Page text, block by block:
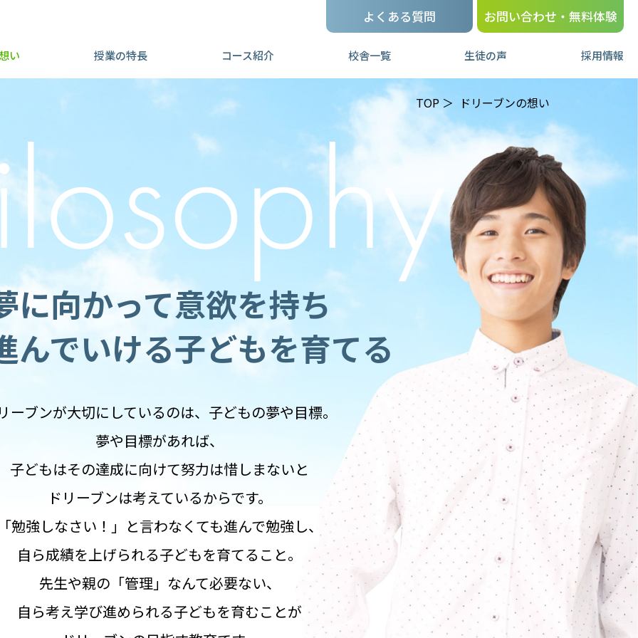
よくある質問 お問い合わせ・無料体験
い 授業の特長 コース紹介 校舎一覧 生徒の声 採用情報
TOP ドリーブンの想い
に向かって意欲を持ち
んでいける子どもを育てる
ーブンが大切にしているのは、 子どもの夢や目標。
夢や目標があれば、
子どもはその達成に向けて努力は惜しまないと
ドリーブンは考えているからです。
勉強しなさい！」と言わなくても進んで勉強し、
自ら成績を上げられる子どもを育てること。
先生や親の「管理」なんて必要ない、
自ら考え学び進められる子どもを育むことが